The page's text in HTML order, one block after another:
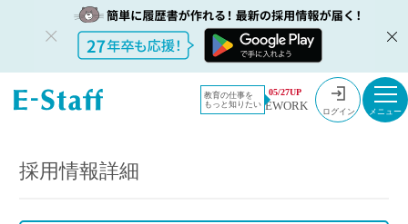
教育の仕事を
もっと知りたい
05/27UP
EWORK ログイン
教員採用情
報のイー・
採用情報
社会 駒込中学校・高等学校の非常勤講師 9月開始
採用情報詳細